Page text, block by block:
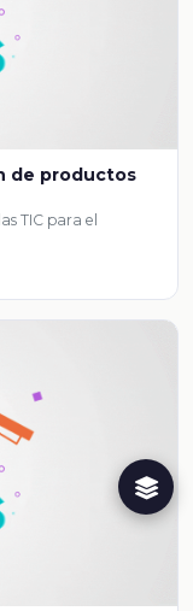
de productos
TIC para el